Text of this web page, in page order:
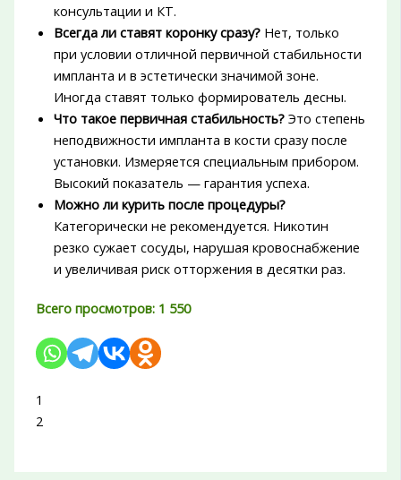
консультации и КТ.
Всегда ли ставят коронку сразу?Нет, только
при условии отличной первичной стабильности
импланта и в эстетически значимой зоне.
Иногда ставят только формирователь десны.
Что такое первичная стабильность?Это степень
неподвижности импланта в кости сразу после
установки. Измеряется специальным прибором.
Высокий показатель — гарантия успеха.
Можно ли курить после процедуры?
Категорически не рекомендуется. Никотин
резко сужает сосуды, нарушая кровоснабжение
и увеличивая риск отторжения в десятки раз.
Всего просмотров: 1 550
1
2